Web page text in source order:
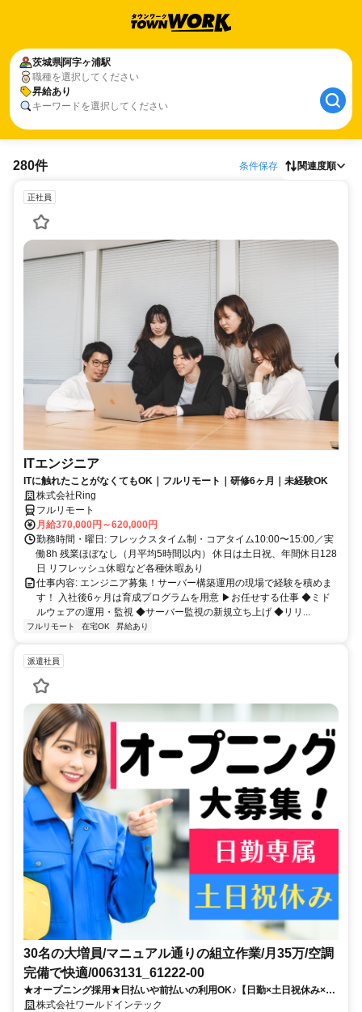
茨城県 阿字ヶ浦駅
職種を選択してください
昇給あり
キーワードを選択してください
280件 条件保存 関連度順
正社員
ITエンジニア
ITに触れたことがなくてもOK｜フルリモート｜研修6ヶ月｜未経験OK
株式会社Ring
フルリモート
月給370,000円～620,000円
勤務時間・曜日: フレックスタイム制・コアタイム10:00〜15:00／実
働8h 残業ほぼなし（月平均5時間以内） 休日は土日祝、年間休日128
日 リフレッシュ休暇など各種休暇あり
仕事内容: エンジニア募集！サーバー構築運用の現場で経験を積めま
す！ 入社後6ヶ月は育成プログラムを用意 ▶お任せする仕事 ◆ミド
ルウェアの運用・監視 ◆サーバー監視の新規立ち上げ ◆リリ...
フルリモート 在宅OK 昇給あり
派遣社員
30名の大増員/マニュアル通りの組立作業/月35万/空調
完備で快適/0063131_61222-00
★オープニング採用★日払いや前払いの利用OK♪【日勤×土日祝休み×時
給1700円】～45歳男性活躍中★履歴書なしで応募できます♪
株式会社ワールドインテック